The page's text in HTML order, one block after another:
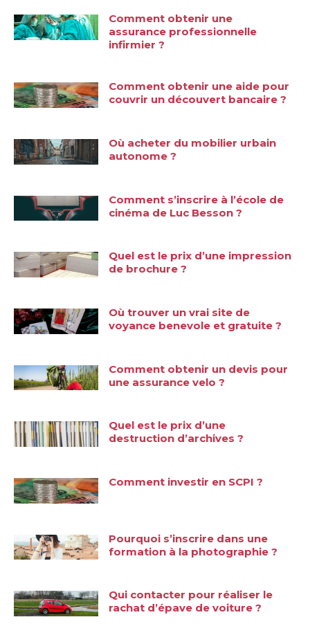
Comment obtenir une
assurance professionnelle
infirmier ?
Comment obtenir une aide pour
couvrir un découvert bancaire ?
Où acheter du mobilier urbain
autonome ?
Comment s’inscrire à l’école de
cinéma de Luc Besson ?
Quel est le prix d’une impression
de brochure ?
Où trouver un vrai site de
voyance benevole et gratuite ?
Comment obtenir un devis pour
une assurance velo ?
Quel est le prix d’une
destruction d’archives ?
Comment investir en SCPI ?
Pourquoi s’inscrire dans une
formation à la photographie ?
Qui contacter pour réaliser le
rachat d’épave de voiture ?